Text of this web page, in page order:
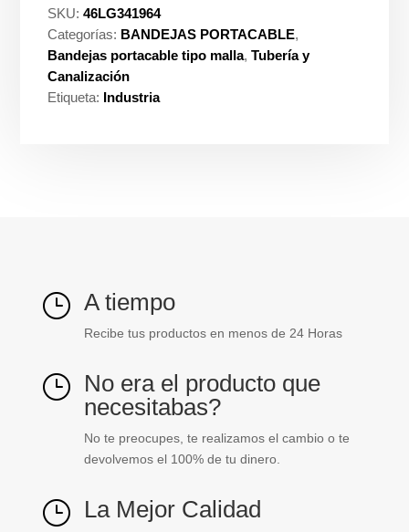
30X5.4
x
3M
Legrand
ref.
SKU:46LG341964
Categorías: BANDEJAS PORTACABLE,
Bandejas portacable tipo malla,Tubería y
Canalización
Etiqueta: Industria
} A tiempo
Recibe tus productos en menos de 24 Horas
} No era el producto que
necesitabas?
No te preocupes, te realizamos el cambio o te
devolvemos el 100% de tu dinero.
} La Mejor Calidad